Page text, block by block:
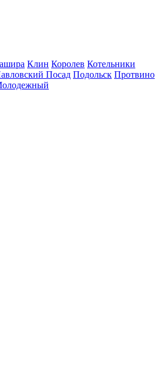
Клин Королев Котельники
Посад Подольск Протвино